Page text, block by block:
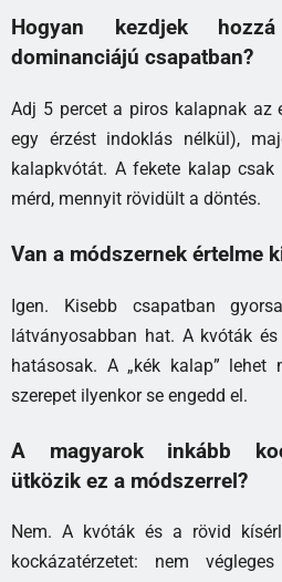
Hogyan kezdjek
dominanciájú csapatban?
Adj 5 percet a piros kalapnak az
egy érzést indoklás nélkül),
kalapkvótát. A fekete kalap
mérd, mennyit rövidült a döntés.
Van a módszernek értelme
Igen. Kisebb csapatban
látványosabban hat. A kvóták
hatásosak. A „kék kalap”
szerepet ilyenkor se engedd el.
A magyarok inkább
ütközik ez a módszerrel?
Nem. A kvóták és a rövid
kockázatérzetet: nem